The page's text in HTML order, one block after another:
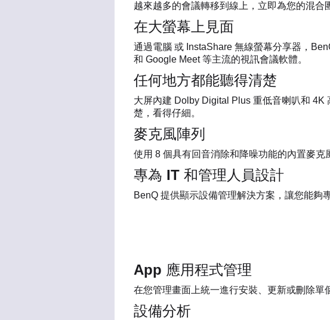
越來越多的會議轉移到線上，立即為您的混合
在大螢幕上見面
通過電腦 或 InstaShare 無線螢幕分享器，
和 Google Meet 等主流的視訊會議軟體。
任何地方都能聽得清楚
大屏內建 Dolby Digital Plus 重低音喇叭和 4K
楚，看得仔細。
麥克風陣列
使用 8 個具有回音消除和降噪功能的內置麥克
專為 IT 和管理人員設計
BenQ 提供顯示設備管理解決方案，讓您能夠
App 應用程式管理
在您管理畫面上統一進行安裝、更新或刪除單
設備分析